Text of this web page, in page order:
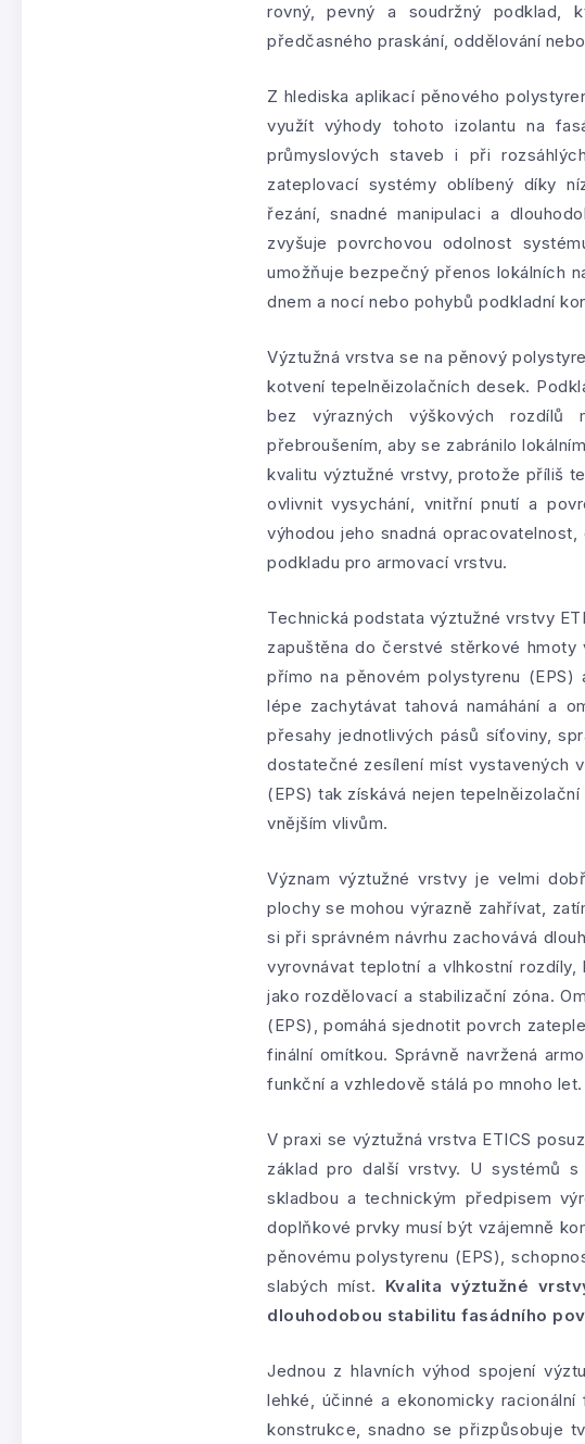
rovný, pevný a soudržný podklad,
předčasného praskání, oddělování
Z hlediska aplikací pěnového
využít výhody tohoto izolantu na
průmyslových staveb i při
zateplovací systémy oblíbený díky
řezání, snadné manipulaci a
zvyšuje povrchovou odolnost
umožňuje bezpečný přenos lokálních
dnem a nocí nebo pohybů podkladní
Výztužná vrstva se na pěnový
kotvení tepelněizolačních desek.
bez výrazných výškových rozdílů
přebroušením, aby se zabránilo
kvalitu výztužné vrstvy, protože příliš
ovlivnit vysychání, vnitřní pnutí a
výhodou jeho snadná
podkladu pro armovací vrstvu.
Technická podstata výztužné vrstvy
zapuštěna do čerstvé stěrkové
přímo na pěnovém polystyrenu
lépe zachytávat tahová namáhání a
přesahy jednotlivých pásů síťoviny,
dostatečné zesílení míst vystavených
(EPS) tak získává nejen
vnějším vlivům.
Význam výztužné vrstvy je velmi
plochy se mohou výrazně zahřívat,
si při správném návrhu zachovává
vyrovnávat teplotní a vlhkostní
jako rozdělovací a stabilizační zóna.
(EPS), pomáhá sjednotit povrch
finální omítkou. Správně navržená
funkční a vzhledově stálá po mnoho let.
V praxi se výztužná vrstva ETICS
základ pro další vrstvy. U systémů
skladbou a technickým předpisem
doplňkové prvky musí být vzájemně
pěnovému polystyrenu (EPS),
slabých míst. Kvalita výztužné
dlouhodobou stabilitu fasádního
Jednou z hlavních výhod spojení
lehké, účinné a ekonomicky
konstrukce, snadno se přizpůsobuje